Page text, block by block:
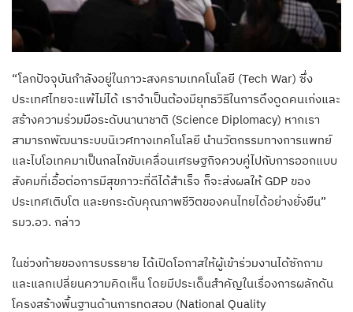
“โลกปัจจุบันกำลังอยู่ในภาวะสงครามเทคโนโลยี (Tech War) ซึ่ง
ประเทศไทยจะแพ้ไม่ได้ เราจำเป็นต้องมียุทธวิธีในการดึงดูดคนเก่งและ
สร้างความร่วมมือระดับนานาชาติ (Science Diplomacy) หากเรา
สามารถพัฒนาระบบนิเวศทางเทคโนโลยี นำนวัตกรรมทางการแพทย์
และไบโอเทคมาเป็นกลไกขับเคลื่อนเศรษฐกิจควบคู่ไปกับการออกแบบ
สังคมที่เอื้อต่อการมีสุขภาวะที่ดีได้สำเร็จ ก็จะส่งผลให้ GDP ของ
ประเทศเติบโต และยกระดับคุณภาพชีวิตของคนไทยได้อย่างยั่งยืน”
รมว.อว. กล่าว
ในช่วงท้ายของการบรรยาย ได้เปิดโอกาสให้ผู้เข้าร่วมงานได้ซักถาม
และแลกเปลี่ยนความคิดเห็น โดยมีประเด็นสำคัญในเรื่องการผลักดัน
โครงสร้างพื้นฐานด้านการทดสอบ (National Quality